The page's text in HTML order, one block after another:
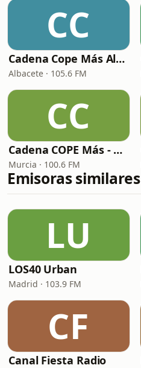
CC
Cadena Cope Más Albacete
Albacete · 105.6 FM
CC
Cadena COPE Más - Murcia
Murcia · 100.6 FM
Emisoras similares
LU
LOS40 Urban
Madrid · 103.9 FM
CF
Canal Fiesta Radio